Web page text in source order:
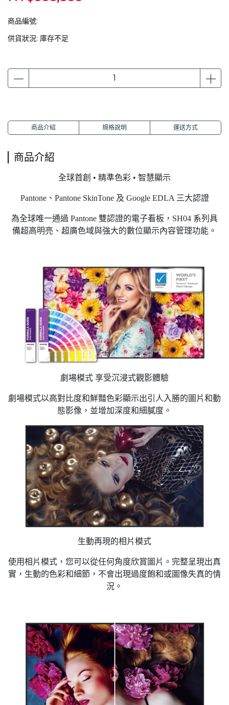
商品編號:
供貨狀況: 庫存不足
商品介紹 規格說明 運送方式
商品介紹
全球首創 • 精準色彩 • 智慧顯示
Pantone、Pantone SkinTone 及 Google EDLA 三大認證
為全球唯一通過 Pantone 雙認證的電子看板，SH04 系列具
備超高明亮、超廣色域與強大的數位顯示內容管理功能。
劇場模式 享受沉浸式觀影體驗
劇場模式以高對比度和鮮豔色彩顯示出引人入勝的圖片和動
態影像，並增加深度和細膩度。
生動再現的相片模式
使用相片模式，您可以從任何角度欣賞圖片。完整呈現出真
實，生動的色彩和細節，不會出現過度飽和或圖像失真的情
況。